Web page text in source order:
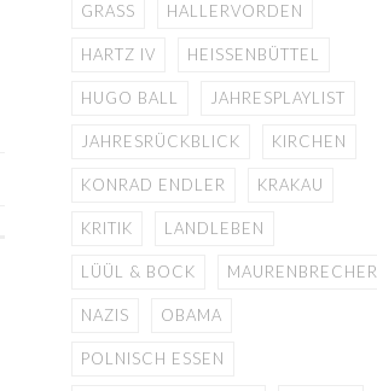
GRASS HALLERVORDEN
HARTZ IV HEISSENBÜTTEL
HUGO BALL JAHRESPLAYLIST
JAHRESRÜCKBLICK KIRCHEN
KONRAD ENDLER KRAKAU
KRITIK LANDLEBEN
LÜÜL & BOCK MAURENBRECHER
NAZIS OBAMA
POLNISCH ESSEN